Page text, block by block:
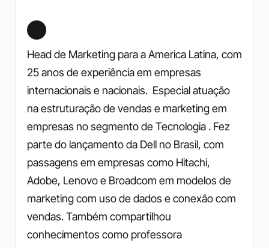
Head de Marketing para a America Latina, com
25 anos de experiência em empresas
internacionais e nacionais.  Especial atuação
na estruturação de vendas e marketing em
empresas no segmento de Tecnologia . Fez
parte do lançamento da Dell no Brasil, com
passagens em empresas como Hitachi,
Adobe, Lenovo e Broadcom em modelos de
marketing com uso de dados e conexão com
vendas. Também compartilhou
conhecimentos como professora